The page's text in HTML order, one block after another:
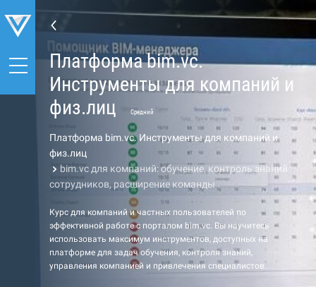
Платформа bim.vc.
Инструменты для компаний и
физ.лиц
Средний
Платформа bim.vc. Инструменты для компаний и
физ.лиц
bim.vc для компаний: обучение, контроль знаний
сотрудников, расширение команды
Курс для компаний и частных пользователей по
эффективной работе с порталом bim.vc. Вы научитесь
использовать максимум инструментов, доступных на
платформе для задач обучения, контроля знаний,
управления компанией и привлечения специалистов.